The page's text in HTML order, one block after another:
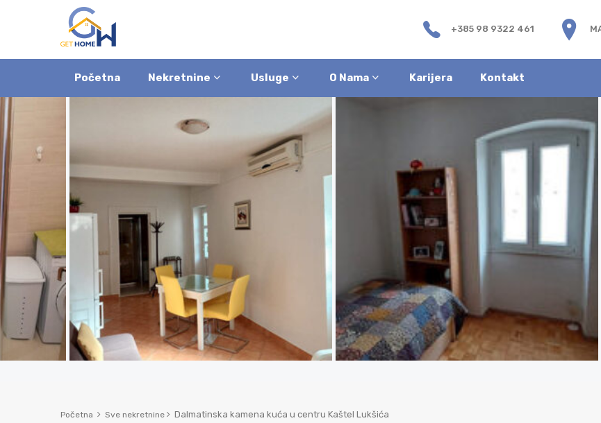
+385 98 9322 461
Početna Nekretnine Usluge O Nama Karijera Kontakt
Početna Sve nekretnine Dalmatinska kamena kuća u centru Kaštel Lukšića